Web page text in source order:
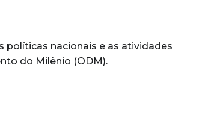
políticas nacionais e as atividades
do Milênio (ODM).